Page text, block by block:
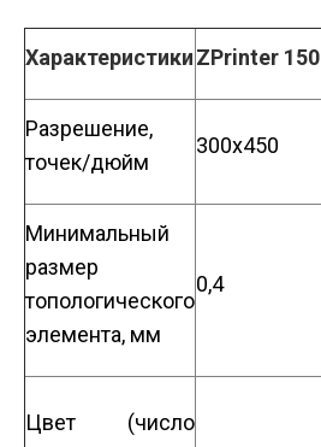
ХарактеристикиZPrinter 150
Разрешение,
точек/дюйм
300x450
Минимальный
размер
топологического
элемента, мм
0,4
Цвет (число